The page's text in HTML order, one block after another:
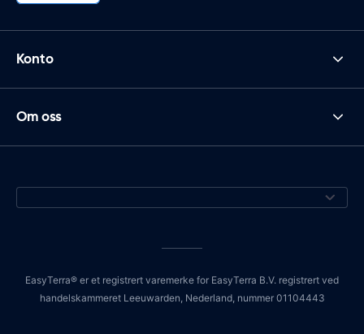
Konto
Om oss
EasyTerra® er et registrert varemerke for EasyTerra B.V. registrert ved
handelskammeret Leeuwarden, Nederland, nummer 01104443